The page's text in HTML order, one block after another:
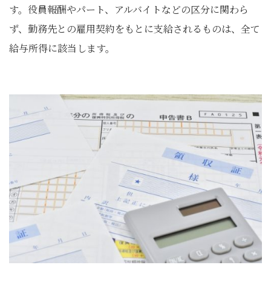
す。役員報酬やパート、アルバイトなどの区分に関わら
ず、勤務先との雇用契約をもとに支給されるものは、全て
給与所得に該当します。